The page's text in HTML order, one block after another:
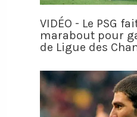
VIDÉO - Le PSG
marabout pour
de Ligue des